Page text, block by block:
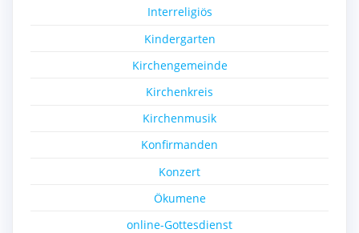
Interreligiös
Kindergarten
Kirchengemeinde
Kirchenkreis
Kirchenmusik
Konfirmanden
Konzert
Ökumene
online-Gottesdienst